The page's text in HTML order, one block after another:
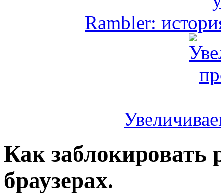
Rambler:
Как заблокировать
браузерах.